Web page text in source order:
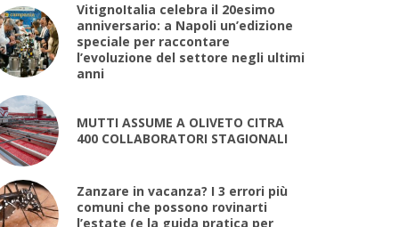
VitignoItalia celebra il 20esimo
anniversario: a Napoli un’edizione
speciale per raccontare
l’evoluzione del settore negli ultimi
anni
MUTTI ASSUME A OLIVETO CITRA
400 COLLABORATORI STAGIONALI
Zanzare in vacanza? I 3 errori più
comuni che possono rovinarti
l’estate (e la guida pratica per